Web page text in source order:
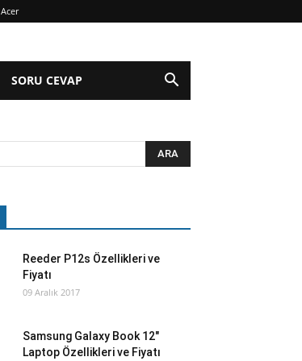
Acer
SORU CEVAP
Reeder P12s Özellikleri ve
Fiyatı
09 Aralık 2017
Samsung Galaxy Book 12″
Laptop Özellikleri ve Fiyatı